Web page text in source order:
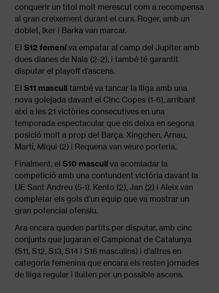
conquerir un títol molt merescut com a recompensa
al gran creixement durant el curs. Roger, amb un
doblet, Iker i Barka van marcar.
El S12 femeníva empatar al camp del Jupiter amb
dues dianes de Naia (2-2), i també té garantit
disputar el playoff d’ascens.
El S11 masculítambé va tancar la lliga amb una
nova golejada davant el Cinc Copes (1-6), arribant
així a les 21 victòries consecutives en una
temporada espectacular que els deixa en segona
posició molt a prop del Barça. Xingchen, Arnau,
Martí, Miqui (2) i Requena van veure porteria.
Finalment, el S10 masculíva acomiadar la
competició amb una contundent victòria davant la
UE Sant Andreu (5-1). Kento (2), Jan (2) i Aleix van
completar els gols d’un equip que va mostrar un
gran potencial ofensiu.
Ara encara queden partits per disputar, amb cinc
conjunts que jugaran el Campionat de Catalunya
(S11, S12, S13, S14 i S16 masculins) i d'altres en
categoria femenina que encara els resten jornades
de lliga regular i lluiten per un possible ascens.